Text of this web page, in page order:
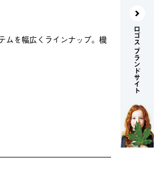
ムを幅広くラインナップ。機 ロゴス ブランドサイト